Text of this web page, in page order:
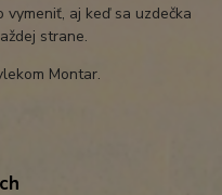
aj keď sa uzdečka
strane.
Montar.